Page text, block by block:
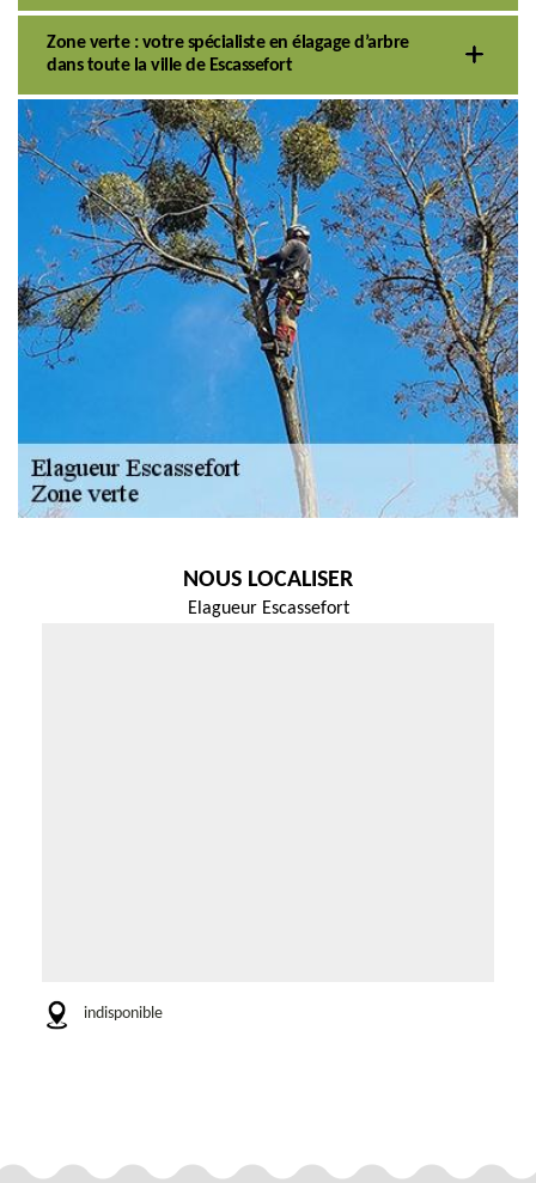
Zone verte : votre spécialiste en élagage d’arbre
dans toute la ville de Escassefort
NOUS LOCALISER
Elagueur Escassefort
indisponible